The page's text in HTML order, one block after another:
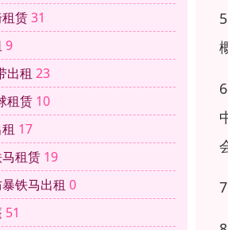
赁31
9
出租 23
租赁 10
17
租赁 19
铁马出租 0
51